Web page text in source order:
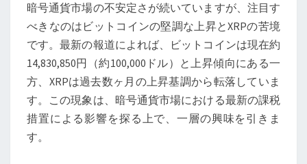
け
る
ビ
ッ
ト
コ
イ
暗号通貨市場の不安定さが続いていますが、注目す
べきなのはビットコインの堅調な上昇とXRPの苦境
です。最新の報道によれば、ビットコインは現在約
14,830,850円（約100,000ドル）と上昇傾向にある一
方、XRPは過去数ヶ月の上昇基調から転落していま
す。この現象は、暗号通貨市場における最新の課税
措置による影響を探る上で、一層の興味を引きま
す。